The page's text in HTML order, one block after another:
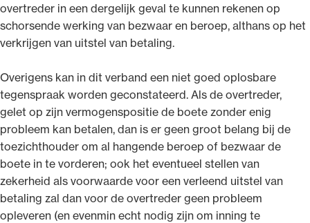
overtreder in een dergelijk geval te kunnen rekenen op
schorsende werking van bezwaar en beroep, althans op het
verkrijgen van uitstel van betaling.
Overigens kan in dit verband een niet goed oplosbare
tegenspraak worden geconstateerd. Als de overtreder,
gelet op zijn vermogenspositie de boete zonder enig
probleem kan betalen, dan is er geen groot belang bij de
toezichthouder om al hangende beroep of bezwaar de
boete in te vorderen; ook het eventueel stellen van
zekerheid als voorwaarde voor een verleend uitstel van
betaling zal dan voor de overtreder geen probleem
opleveren (en evenmin echt nodig zijn om inning te